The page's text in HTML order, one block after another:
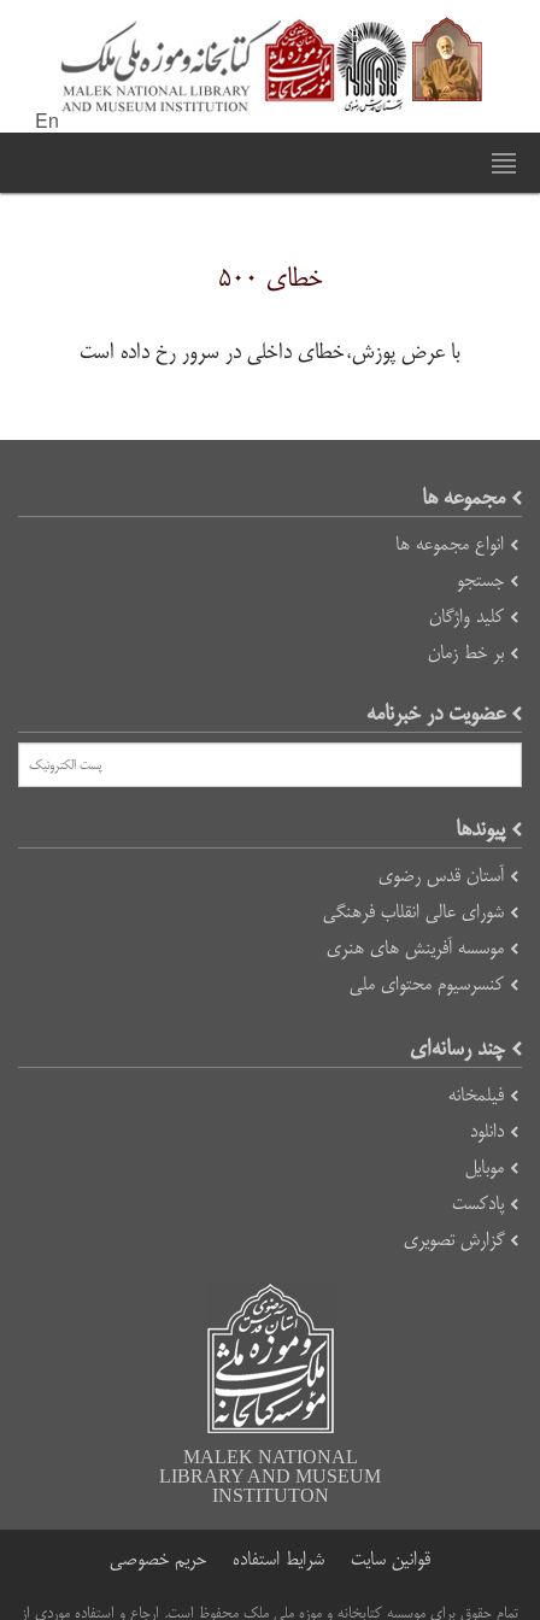
En
خطای ۵۰۰
با عرض پوزش،خطای داخلی در سرور رخ داده است
مجموعه ها
انواع مجموعه ها
جستجو
کلید واژگان
بر خط زمان
عضویت در خبرنامه
پیوند‌ها
آستان قدس رضوی
شورای عالی انقلاب فرهنگی
موسسه آفرینش های هنری
کنسرسیوم محتوای ملی
چند رسانه‌ای
فیلمخانه
دانلود
موبایل
پادکست
گزارش تصویری
MALEK NATIONAL
LIBRARY AND MUSEUM
INSTITUTON
قوانین سایت شرایط استفاده حریم خصوصی
تمام حقوق برای موسسه کتابخانه و موزه ملی ملک محفوظ است. ارجاع و استفاده موردی از